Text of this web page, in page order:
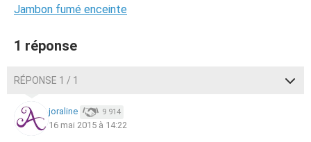
Jambon fumé enceinte
1 réponse
RÉPONSE 1 / 1
joraline 9 914
16 mai 2015 à 14:22